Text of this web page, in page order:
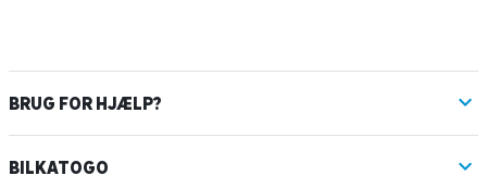
BRUG FOR HJÆLP?
BILKATOGO